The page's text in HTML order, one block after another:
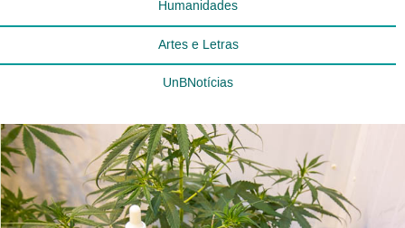
Humanidades
Artes e Letras
UnBNotícias